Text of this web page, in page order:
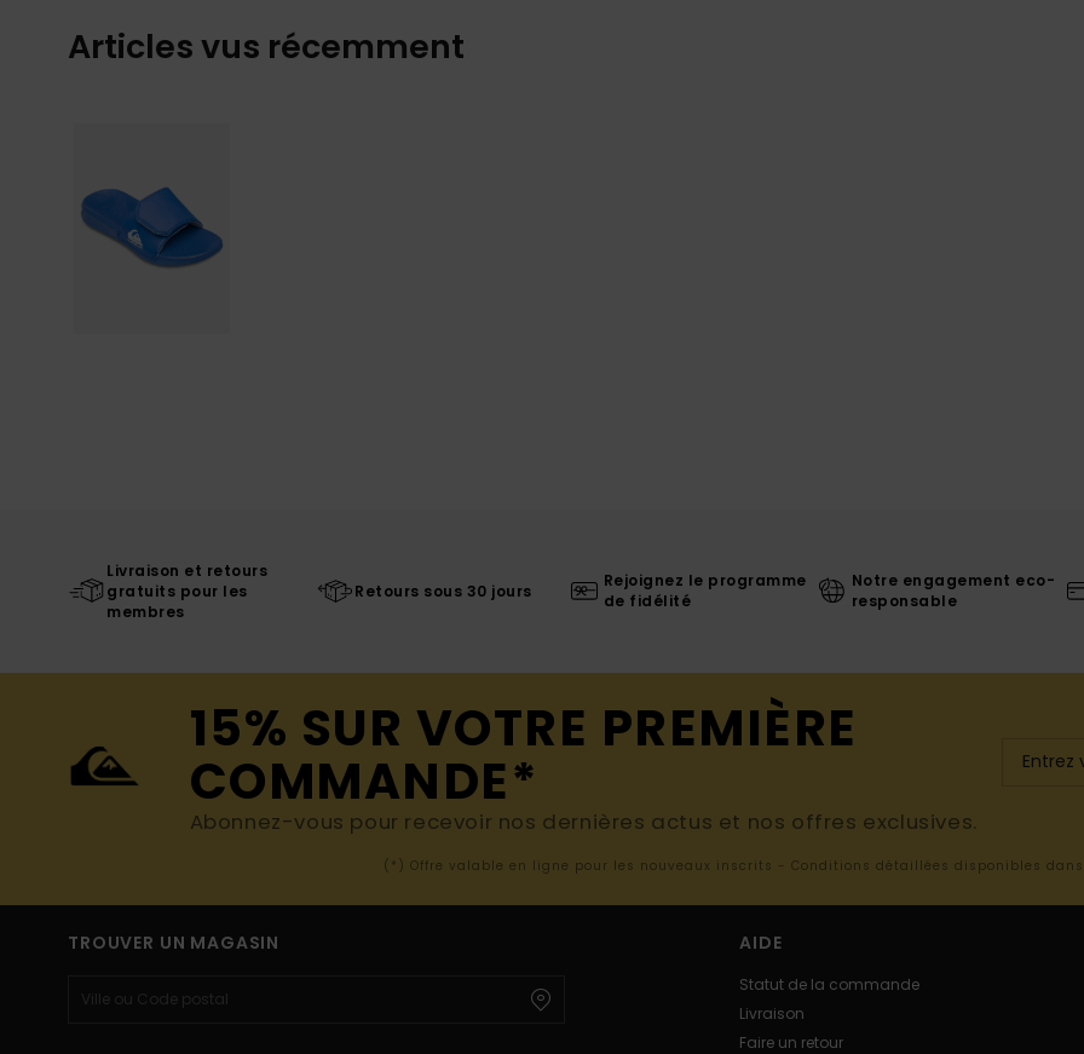
Articles vus récemment
Livraison et retours
gratuits pour les
membres
Retours sous 30 jours
Rejoignez le programme
de fidélité
Notre engagement eco-
responsable
15% SUR VOTRE PREMIÈRE
COMMANDE*
Abonnez-vous pour recevoir nos dernières actus et nos offres exclusives.
(*) Offre valable en ligne pour les nouveaux inscrits - Conditions détaillées disponibles
TROUVER UN MAGASIN AIDE
Statut de la commande
Livraison
Faire un retour